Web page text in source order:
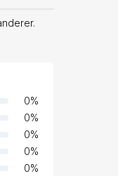
0%
0%
0%
0%
0%